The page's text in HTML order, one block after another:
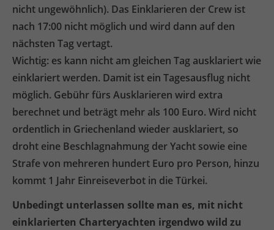
nicht ungewöhnlich). Das Einklarieren der Crew ist
nach 17:00 nicht möglich und wird dann auf den
nächsten Tag vertagt.
Wichtig: es kann nicht am gleichen Tag ausklariert wie
einklariert werden. Damit ist ein Tagesausflug nicht
möglich. Gebühr fürs Ausklarieren wird extra
berechnet und beträgt mehr als 100 Euro. Wird nicht
ordentlich in Griechenland wieder ausklariert, so
droht eine Beschlagnahmung der Yacht sowie eine
Strafe von mehreren hundert Euro pro Person, hinzu
kommt 1 Jahr Einreiseverbot in die Türkei.
Unbedingt unterlassen sollte man es, mit nicht
einklarierten Charteryachten irgendwo wild zu